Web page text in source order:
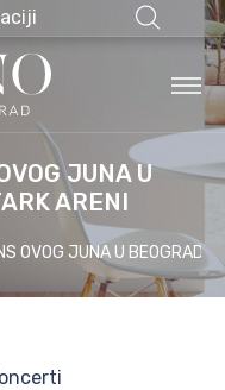
JUNA U
ARENI
OVOG JUNA U